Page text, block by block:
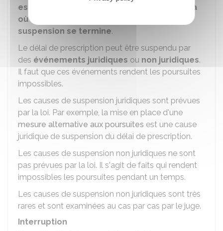
est arrêté
reprend là
où il s'était arrêté quand la cause de
suspension se termine.
Le délai de prescription peut être suspendu par
des événements juridiques ou non juridiques.
Il faut que ces événements rendent les poursuites
impossibles.
Les causes de suspension juridiques sont prévues
par la loi. Par exemple, la mise en place d'une
mesure alternative aux poursuites est une cause
juridique de suspension du délai de prescription.
Les causes de suspension non juridiques ne sont
pas prévues par la loi. Il s'agit de faits qui rendent
impossibles les poursuites pendant un temps.
Les causes de suspension non juridiques sont très
rares et sont examinées au cas par cas par le juge.
Interruption